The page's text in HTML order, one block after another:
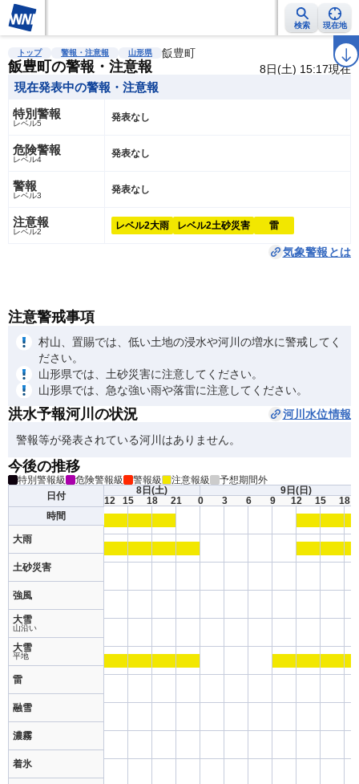
検索 現在地
雨雲レーダー 台風情報 地震情報 ラ
トップ 警報・注意報 山形県 飯豊町
飯豊町の警報・注意報 8日(土) 15:17現在
現在発表中の警報・注意報
特別警報
レベル5 発表なし
危険警報
レベル4 発表なし
警報
レベル3 発表なし
注意報
レベル2 レベル2大雨 レベル2土砂災害 雷
気象警報とは
注意警戒事項
村山、置賜では、低い土地の浸水や河川の増水に警戒してく
ださい。
山形県では、土砂災害に注意してください。
山形県では、急な強い雨や落雷に注意してください。
洪水予報河川の状況
河川水位情報
警報等が発表されている河川はありません。
今後の推移
特別警報級 危険警報級 警報級 注意報級
予想期間外
日付
時間
大雨
土砂災害
強風
大雪
山沿い
大雪
平地
雷
融雪
濃霧
着氷
8日 (土)
12
15 18 21
9日 (日)
0
3 6 9 12 15 18